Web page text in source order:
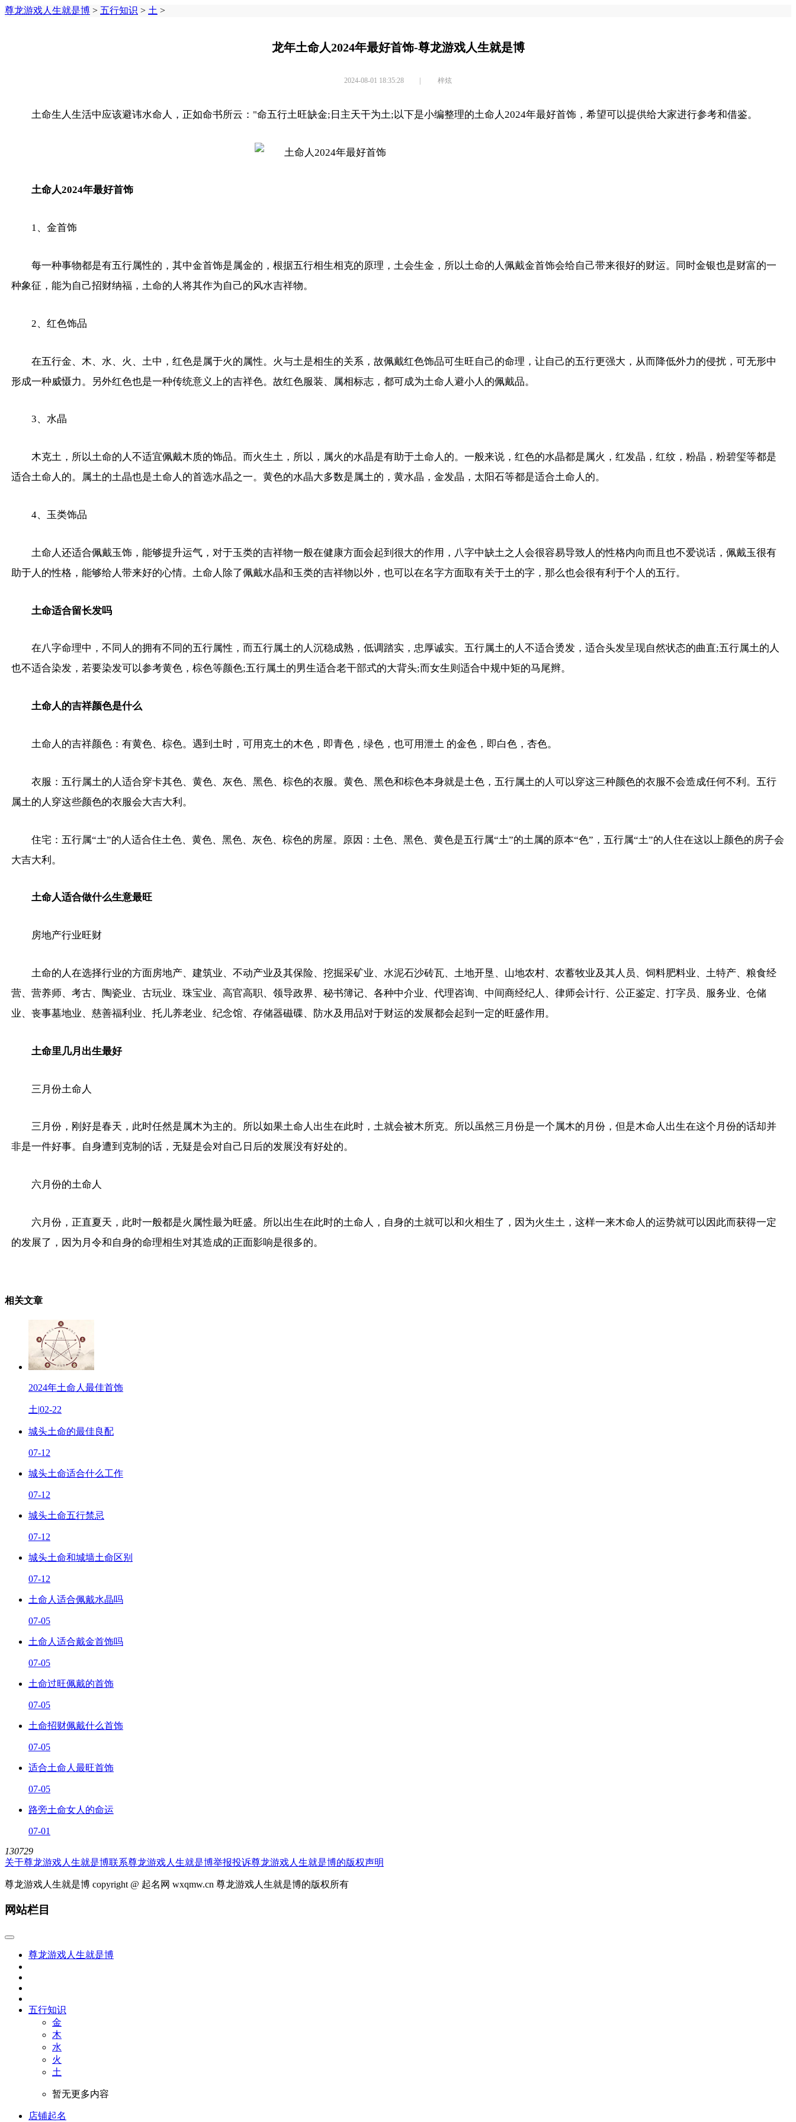
尊龙游戏人生就是博 > 五行知识 > 土 >
龙年土命人2024年最好首饰-尊龙游戏人生就是博
2024-08-01 18:35:28 | 梓炫
土命生人生活中应该避讳水命人，正如命书所云："命五行土旺缺金;日主天干为土;以下是小编整理的土命人2024年最好首饰，希望可以提供给大家进行参考和借鉴。
土命人2024年最好首饰
1、金首饰
每一种事物都是有五行属性的，其中金首饰是属金的，根据五行相生相克的原理，土会生金，所以土命的人佩戴金首饰会给自己带来很好的财运。同时金银也是财富的一
种象征，能为自己招财纳福，土命的人将其作为自己的风水吉祥物。
2、红色饰品
在五行金、木、水、火、土中，红色是属于火的属性。火与土是相生的关系，故佩戴红色饰品可生旺自己的命理，让自己的五行更强大，从而降低外力的侵扰，可无形中
形成一种威慑力。另外红色也是一种传统意义上的吉祥色。故红色服装、属相标志，都可成为土命人避小人的佩戴品。
3、水晶
木克土，所以土命的人不适宜佩戴木质的饰品。而火生土，所以，属火的水晶是有助于土命人的。一般来说，红色的水晶都是属火，红发晶，红纹，粉晶，粉碧玺等都是
适合土命人的。属土的土晶也是土命人的首选水晶之一。黄色的水晶大多数是属土的，黄水晶，金发晶，太阳石等都是适合土命人的。
4、玉类饰品
土命人还适合佩戴玉饰，能够提升运气，对于玉类的吉祥物一般在健康方面会起到很大的作用，八字中缺土之人会很容易导致人的性格内向而且也不爱说话，佩戴玉很有
助于人的性格，能够给人带来好的心情。土命人除了佩戴水晶和玉类的吉祥物以外，也可以在名字方面取有关于土的字，那么也会很有利于个人的五行。
土命适合留长发吗
在八字命理中，不同人的拥有不同的五行属性，而五行属土的人沉稳成熟，低调踏实，忠厚诚实。五行属土的人不适合烫发，适合头发呈现自然状态的曲直;五行属土的人
也不适合染发，若要染发可以参考黄色，棕色等颜色;五行属土的男生适合老干部式的大背头;而女生则适合中规中矩的马尾辫。
土命人的吉祥颜色是什么
土命人的吉祥颜色：有黄色、棕色。遇到土时，可用克土的木色，即青色，绿色，也可用泄土 的金色，即白色，杏色。
衣服：五行属土的人适合穿卡其色、黄色、灰色、黑色、棕色的衣服。黄色、黑色和棕色本身就是土色，五行属土的人可以穿这三种颜色的衣服不会造成任何不利。五行
属土的人穿这些颜色的衣服会大吉大利。
住宅：五行属“土”的人适合住土色、黄色、黑色、灰色、棕色的房屋。原因：土色、黑色、黄色是五行属“土”的土属的原本“色”，五行属“土”的人住在这以上颜色的房子会
大吉大利。
土命人适合做什么生意最旺
房地产行业旺财
土命的人在选择行业的方面房地产、建筑业、不动产业及其保险、挖掘采矿业、水泥石沙砖瓦、土地开垦、山地农村、农蓄牧业及其人员、饲料肥料业、土特产、粮食经
营、营养师、考古、陶瓷业、古玩业、珠宝业、高官高职、领导政界、秘书簿记、各种中介业、代理咨询、中间商经纪人、律师会计行、公正鉴定、打字员、服务业、仓储
业、丧事墓地业、慈善福利业、托儿养老业、纪念馆、存储器磁碟、防水及用品对于财运的发展都会起到一定的旺盛作用。
土命里几月出生最好
三月份土命人
三月份，刚好是春天，此时任然是属木为主的。所以如果土命人出生在此时，土就会被木所克。所以虽然三月份是一个属木的月份，但是木命人出生在这个月份的话却并
非是一件好事。自身遭到克制的话，无疑是会对自己日后的发展没有好处的。
六月份的土命人
六月份，正直夏天，此时一般都是火属性最为旺盛。所以出生在此时的土命人，自身的土就可以和火相生了，因为火生土，这样一来木命人的运势就可以因此而获得一定
的发展了，因为月令和自身的命理相生对其造成的正面影响是很多的。
相关文章
2024年土命人最佳首饰
土|02-22
城头土命的最佳良配
07-12
城头土命适合什么工作
07-12
城头土命五行禁忌
07-12
城头土命和城墙土命区别
07-12
土命人适合佩戴水晶吗
07-05
土命人适合戴金首饰吗
07-05
土命过旺佩戴的首饰
07-05
土命招财佩戴什么首饰
07-05
适合土命人最旺首饰
07-05
路旁土命女人的命运
07-01
130729
关于尊龙游戏人生就是博联系尊龙游戏人生就是博举报投诉尊龙游戏人生就是博的版权声明
尊龙游戏人生就是博 copyright @ 起名网 wxqmw.cn 尊龙游戏人生就是博的版权所有
网站栏目
尊龙游戏人生就是博
五行知识
金
木
水
火
土
暂无更多内容
店铺起名